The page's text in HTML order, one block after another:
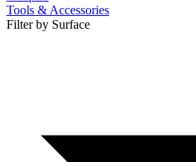
Tools & Accessories
Filter by Surface